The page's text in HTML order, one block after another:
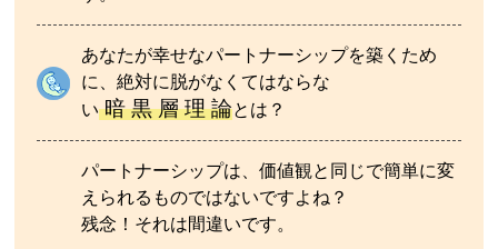
あなたが幸せなパートナーシップを築くため
に、絶対に脱がなくてはならな
い暗 黒 層 理 論とは？
パートナーシップは、価値観と同じで簡単に変
えられるものではないですよね？
残念！それは間違いです。